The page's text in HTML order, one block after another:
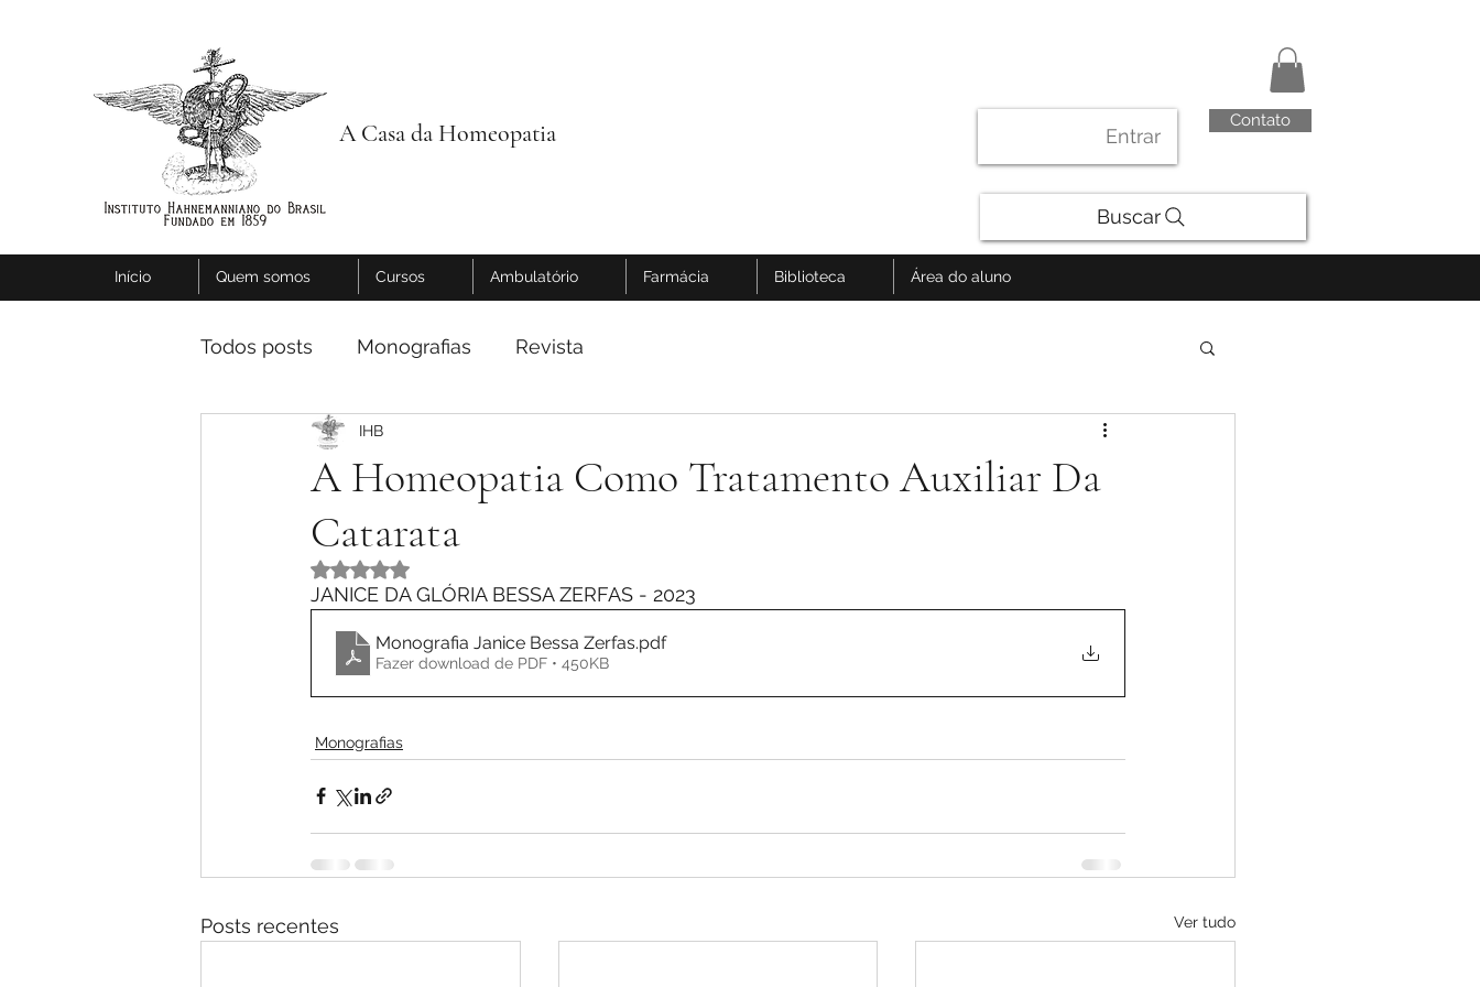
A Casa da Homeopatia Entrar
Contato
Buscar
Início Quem somos Cursos Ambulatório Farmácia Biblioteca Área do aluno
Todos posts Monografias Revista
A Homeopatia Como Tratamento Auxiliar Da
Catarata
IHB
Avaliado com NaN de 5 estrelas.
JANICE DA GLÓRIA BESSA ZERFAS - 2023
Monografia Janice Bessa Zerfas.pdf
Fazer download de PDF • 450KB
Monografias
Posts recentes Ver tudo